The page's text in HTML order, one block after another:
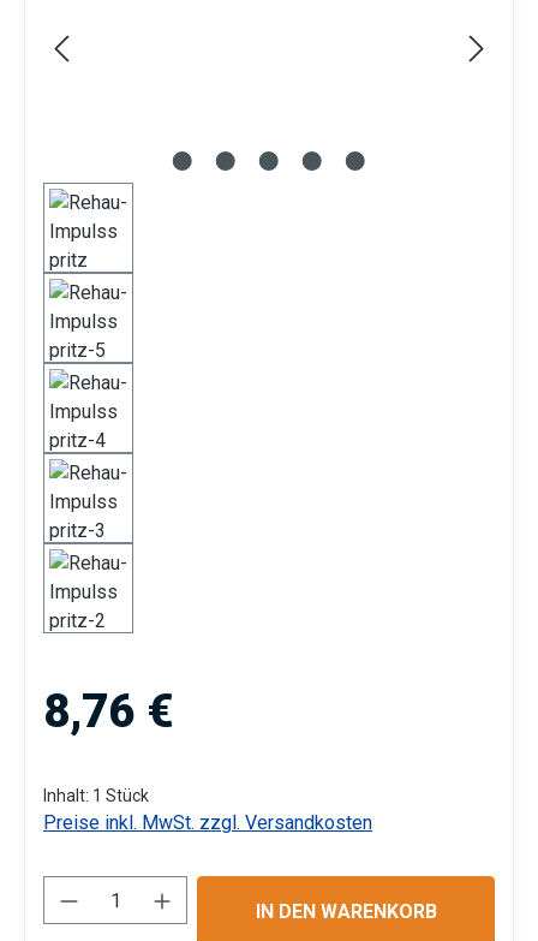
Regulärer Preis:
8,76 €
Inhalt: 1 Stück
Preise inkl. MwSt. zzgl. Versandkosten
Produkt Anzahl: Gib den gewünschten
IN DEN WARENKORB